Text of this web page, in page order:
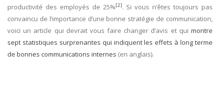
productivité des employés de 25%[2]. Si vous n’êtes toujours pas
convaincu de l’importance d’une bonne stratégie de communication,
voici un article qui devrait vous faire changer d’avis et qui montre
sept statistiques surprenantes qui indiquent les effets à long terme
de bonnes communications internes (en anglais).